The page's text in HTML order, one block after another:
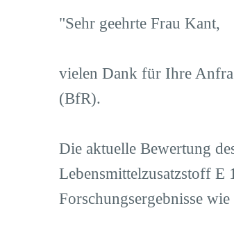
"Sehr geehrte Frau Kant,
vielen Dank für Ihre
(BfR).
Die aktuelle Bewertung
Lebensmittelzusatzstoff
Forschungsergebnisse